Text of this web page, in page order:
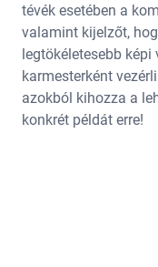
tévék esetében a
valamint kijelzőt,
legtökéletesebb
karmesterként
azokból kihozza a
konkrét példát erre!